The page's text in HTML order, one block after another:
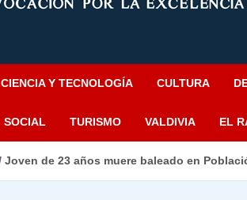
CIENCIA Y TECNOLOGÍA CULTURA
SOCIAL TURISMO VALDIVIA EL
Joven de 23 años muere baleado en